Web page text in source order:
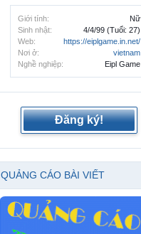
Giới tính:
Nữ
Sinh nhật:
4/4/99 (Tuổi: 27)
Web:
https://eiplgame.in.net/
Nơi ở:
vietnam
Nghề nghiệp:
Eipl Game
Đăng ký!
QUẢNG CÁO BÀI VIẾT